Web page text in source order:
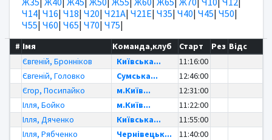
Ч14| Ч16| Ч18| Ч20| Ч21А| Ч21Е| Ч35| Ч40| Ч45| Ч50|
Ч55| Ч60| Ч65| Ч70| Ч75|
# Імя Команда,клуб Старт Рез Відс
Євгеній, Бронніков
Київська...
11:16:00
Євгеній, Головко
Сумська...
12:46:00
Єгор, Посипайко
м.Київ...
12:31:00
Ілля, Бойко
м.Київ...
11:22:00
Ілля, Дяченко
Київська...
11:55:00
Ілля, Рябченко
Чернівецьк...
11:40:00